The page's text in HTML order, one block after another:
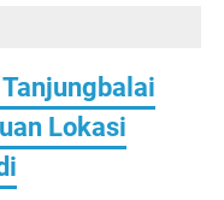
Lokasi